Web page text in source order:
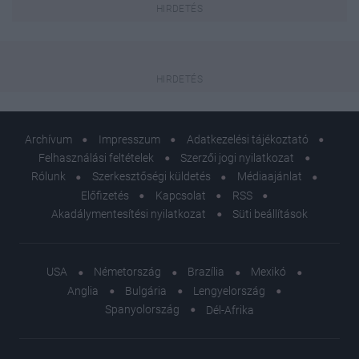
Archívum Impresszum
Adatkezelési tájékoztató
Felhasználási feltételek
Szerzői jogi nyilatkozat
Rólunk
Szerkesztőségi küldetés
Médiaajánlat
Előfizetés
Kapcsolat
RSS
Akadálymentesítési nyilatkozat
Süti beállítások
USA Németország Brazília
Mexikó
Anglia
Bulgária
Lengyelország
Spanyolország
Dél-Afrika